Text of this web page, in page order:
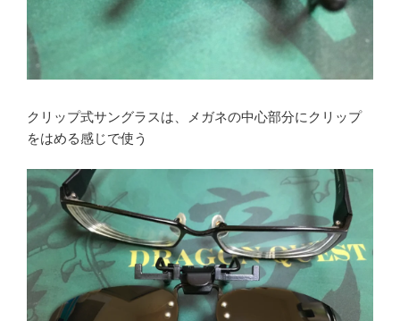
クリップ式サングラスは、メガネの中心部分にクリップ
をはめる感じで使う